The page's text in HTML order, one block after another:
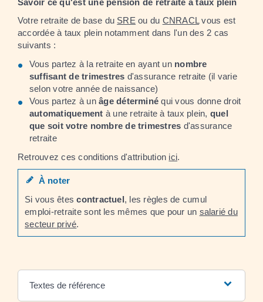
Votre retraite de base du SRE ou du CNRACL vous est
accordée à taux plein notamment dans l'un des 2 cas
suivants :
Vous partez à la retraite en ayant un nombre
suffisant de trimestres d'assurance retraite (il varie
selon votre année de naissance)
Vous partez à unâge déterminéqui vous donne droit
automatiquement à une retraite à taux plein, quel
que soit votre nombre de trimestres d'assurance
retraite
Retrouvez ces conditions d'attribution ici.
À noter
Si vous êtescontractuel, les règles de cumul
emploi-retraite sont les mêmes que pour un salarié du
secteur privé.
Textes de référence